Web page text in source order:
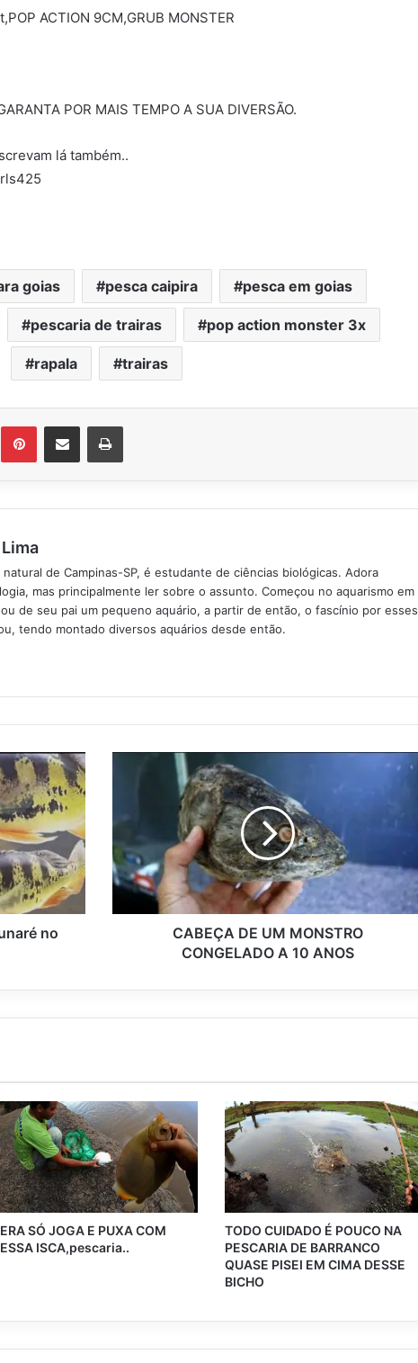
ACTION 9CM,GRUB MONSTER
POR MAIS TEMPO A SUA DIVERSÃO.
lá também..
goias pesca caipira pesca em goias
pescaria de trairas pop action monster 3x
rapala trairas
PinterestCompartilhar via e-mail Imprimir
natural de Campinas-SP, é estudante de ciências biológicas. Adora
mas principalmente ler sobre o assunto. Começou no aquarismo em
de seu pai um pequeno aquário, a partir de então, o fascínio por esses
tendo montado diversos aquários desde então.
no
CABEÇA DE UM MONSTRO
CONGELADO A 10 ANOS
ERA SÓ JOGA E PUXA COM
ESSA ISCA,pescaria..
TODO CUIDADO É POUCO NA
PESCARIA DE BARRANCO
QUASE PISEI EM CIMA DESSE
BICHO